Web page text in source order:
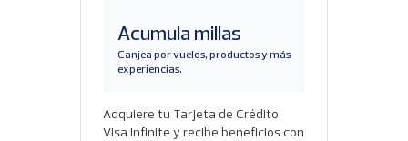
Acumula millas
Canjea por vuelos, productos y más
experiencias.
Adquiere tu Tarjeta de Crédito
Visa Infinite y recibe beneficios con